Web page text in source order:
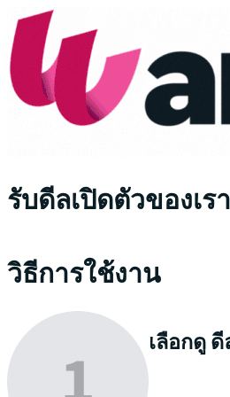
รับดีลเปิดตัวของเ
วิธีการใช้งาน
เลือกดูดี